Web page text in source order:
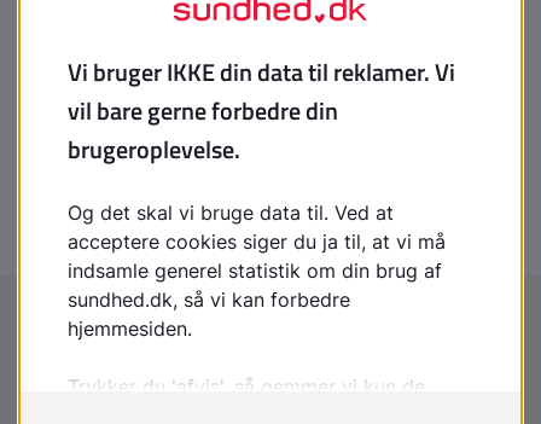
Maturt cystisk teratom
Vokseværk